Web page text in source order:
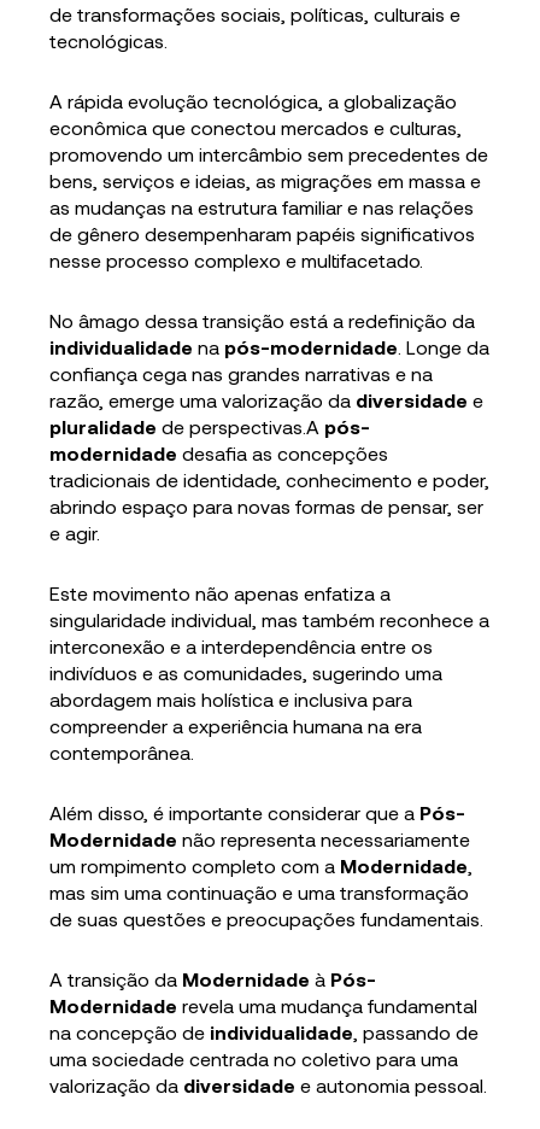
de transformações sociais, políticas, culturais e
tecnológicas.
A rápida evolução tecnológica, a globalização
econômica que conectou mercados e culturas,
promovendo um intercâmbio sem precedentes de
bens, serviços e ideias, as migrações em massa e
as mudanças na estrutura familiar e nas relações
de gênero desempenharam papéis significativos
nesse processo complexo e multifacetado.
No âmago dessa transição está a redefinição da
individualidadena pós-modernidade . Longe da
confiança cega nas grandes narrativas e na
razão, emerge uma valorização da diversidadee
pluralidade de perspectivas.A pós-
modernidade desafia as concepções
tradicionais de identidade, conhecimento e poder,
abrindo espaço para novas formas de pensar, ser
e agir.
Este movimento não apenas enfatiza a
singularidade individual, mas também reconhece a
interconexão e a interdependência entre os
indivíduos e as comunidades, sugerindo uma
abordagem mais holística e inclusiva para
compreender a experiência humana na era
contemporânea.
Além disso, é importante considerar que a Pós-
Modernidade não representa necessariamente
um rompimento completo com a Modernidade
mas sim uma continuação e uma transformação
de suas questões e preocupações fundamentais.
A transição da Modernidade à Pós-
Modernidaderevela uma mudança fundamental
na concepção de individualidade , passando de
uma sociedade centrada no coletivo para uma
valorização da diversidade e autonomia pessoal.